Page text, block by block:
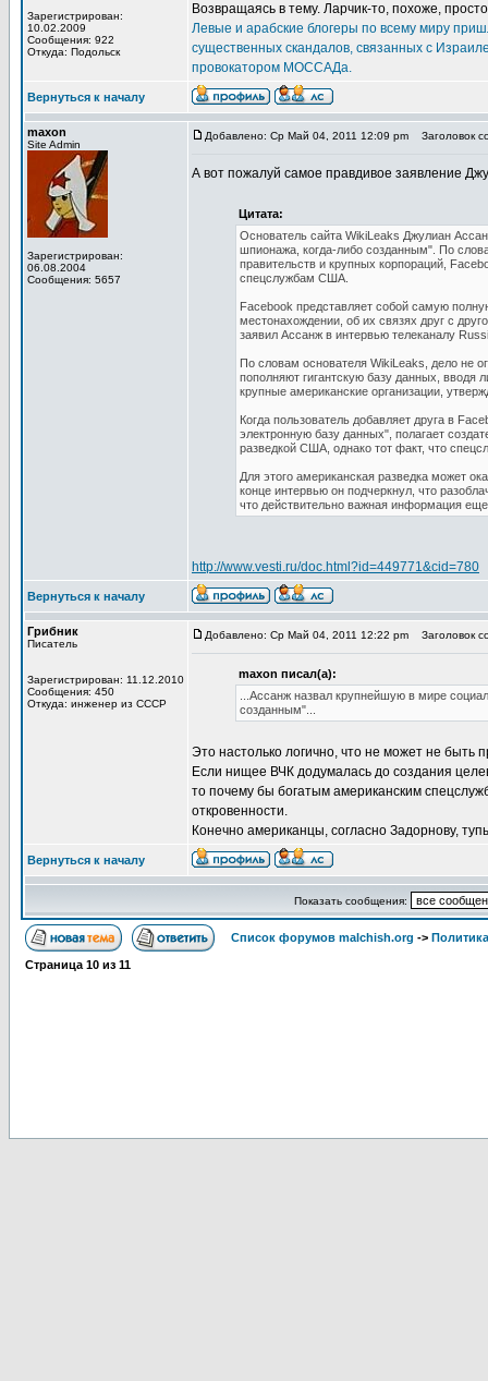
Зарегистрирован:
10.02.2009
Сообщения: 922
Откуда: Подольск
Возвращаясь в тему. Ларчик-то, похоже,
Левые и арабские блогеры по всему миру
существенных скандалов, связанных с
провокатором МОССАДа.
Вернуться к началу
maxon
Site Admin
Зарегистрирован:
06.08.2004
Сообщения: 5657
Добавлено: Ср Май 04, 2011 12:09 pm Заголовок
А вот пожалуй самое правдивое заявление
Цитата:
Основатель сайта WikiLeaks Джулиан
шпионажа, когда-либо созданным". По
правительств и крупных корпораций,
спецслужбам США.
Facebook представляет собой самую
местонахождении, об их связях друг с
заявил Ассанж в интервью телеканалу
По словам основателя WikiLeaks, дело не
пополняют гигантскую базу данных, вводя
крупные американские организации,
Когда пользователь добавляет друга в
электронную базу данных", полагает
разведкой США, однако тот факт, что
Для этого американская разведка может
конце интервью он подчеркнул, что
что действительно важная информация
http://www.vesti.ru/doc.html?id=449771&cid=780
Вернуться к началу
Грибник
Писатель
Зарегистрирован: 11.12.2010
Сообщения: 450
Откуда: инженер из СССР
Добавлено: Ср Май 04, 2011 12:22 pm Заголовок
maxon писал(а):
...Ассанж назвал крупнейшую в мире
созданным"...
Это настолько логично, что не может не быть
Если нищее ВЧК додумалась до создания
то почему бы богатым американским
откровенности.
Конечно американцы, согласно Задорнову,
Вернуться к началу
Показать сообщения:
Список форумов malchish.org ->
Страница 10 из 11